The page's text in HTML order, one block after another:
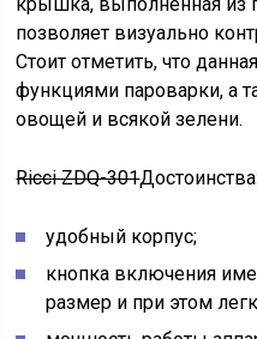
позволяет визуально
Стоит отметить, что
функциями пароварки, а
овощей и всякой зелени.
Ricci ZDQ-301Достоинства:
удобный корпус;
кнопка включения
размер и при этом